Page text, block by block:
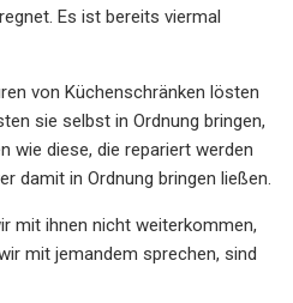
Es ist bereits viermal
von Küchenschränken lösten
sie selbst in Ordnung bringen,
wie diese, die repariert werden
damit in Ordnung bringen ließen.
mit ihnen nicht weiterkommen,
mit jemandem sprechen, sind